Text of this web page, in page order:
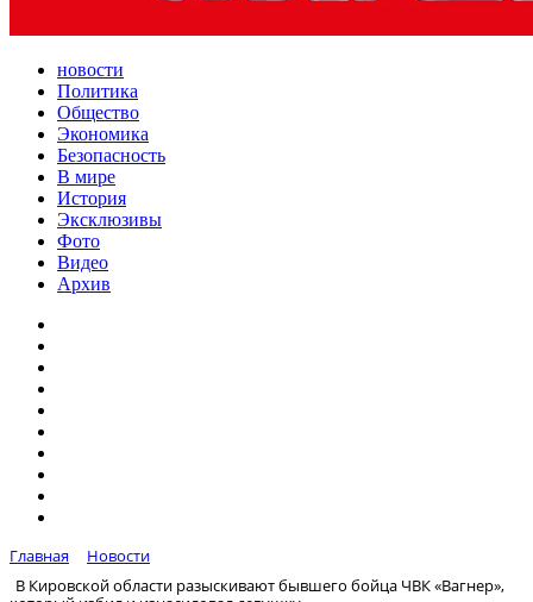
новости
Политика
Общество
Экономика
Безопасность
В мире
История
Эксклюзивы
Фото
Видео
Архив
Главная
Новости
В Кировской области разыскивают бывшего бойца ЧВК «Вагнер»,